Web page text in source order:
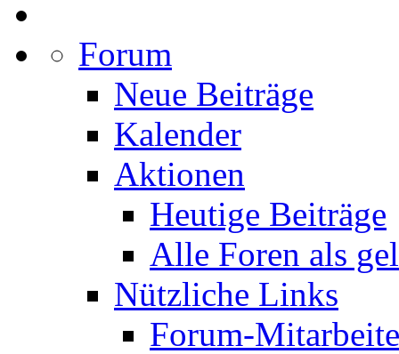
Forum
Neue Beiträge
Kalender
Aktionen
Heutige Beiträge
Alle Foren als
Nützliche Links
Forum-